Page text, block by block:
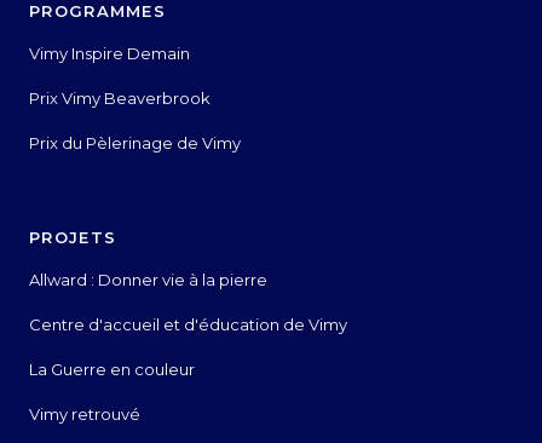
PROGRAMMES
Vimy Inspire Demain
Prix Vimy Beaverbrook
Prix du Pèlerinage de Vimy
PROJETS
Allward : Donner vie à la pierre
Centre d'accueil et d'éducation de Vimy
La Guerre en couleur
Vimy retrouvé